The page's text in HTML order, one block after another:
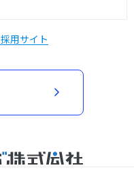
採用サイト